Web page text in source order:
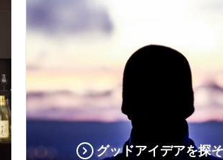
グッドアイデアを探